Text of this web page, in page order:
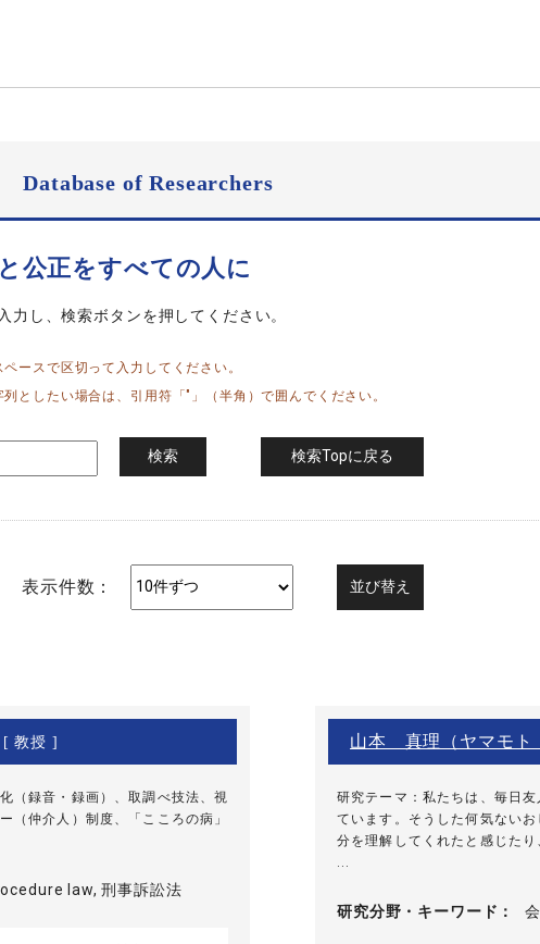
Database of Researchers
公正をすべての人に
し、検索ボタンを押してください。
ースで区切って入力してください。
としたい場合は、引用符「"」（半角）で囲んでください。
表示件数：
[ 教授 ]
（録音・録画）、取調べ技法、視
（仲介人）制度、「こころの病」
law, 刑事訴訟法
山本 真理（ヤマモト
研究テーマ：私たちは、毎日
ています。そうした何気ない
分を理解してくれたと感じた
研究分野・ キーワード